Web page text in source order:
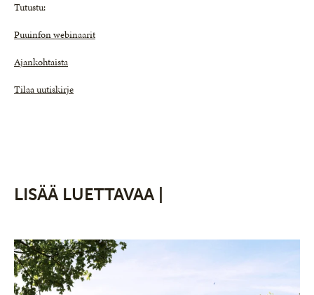
Tutustu:
Puuinfon webinaarit
Ajankohtaista
Tilaa uutiskirje
LISÄÄ LUETTAVAA |